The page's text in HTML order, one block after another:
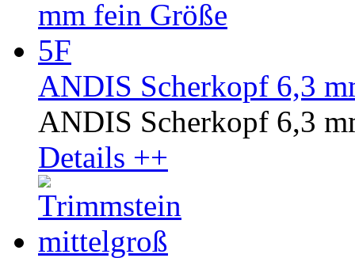
ANDIS Scherkopf 6,3
ANDIS Scherkopf 6,3
Details ++